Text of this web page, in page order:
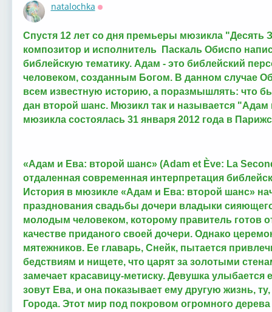
natalochka
Спустя 12 лет со дня премьеры мюзикла "Десять
композитор и исполнитель Паскаль Обиспо
библейскую тематику. Адам - это библейский
человеком, созданным Богом. В данном случае
всем известную историю, а поразмышлять: что
дан второй шанс. Мюзикл так и называется
мюзикла состоялась 31 января 2012 года в
«Адам и Ева: второй шанс» (Adam et Ève: La
отдаленная современная интерпретация
История в мюзикле «Адам и Ева: второй шанс»
празднования свадьбы дочери владыки
молодым человеком, которому правитель готов
качестве приданого своей дочери. Однако
мятежников. Ее главарь, Снейк, пытается
бедствиям и нищете, что царят за золотыми
замечает красавицу-метиску. Девушка улыбается
зовут Ева, и она показывает ему другую жизнь,
Города. Этот мир под покровом огромного